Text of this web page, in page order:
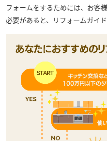
フォームをするためには、お客
必要があると、リフォームガイド